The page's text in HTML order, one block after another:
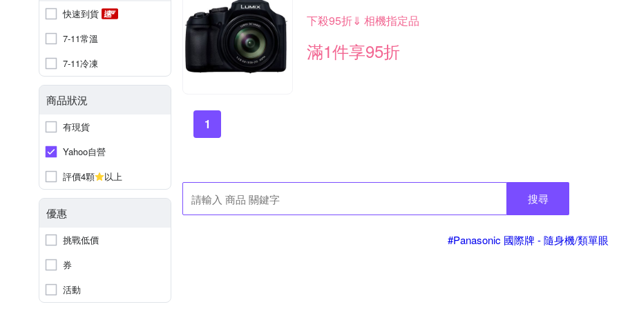
快速到貨
7-11常溫
7-11冷凍
商品狀況
有現貨
Yahoo自營
評價4顆
以上
優惠
挑戰低價
券
活動
下殺95折⇓ 相機指定品
滿1件享95折
1
搜尋
#Panasonic 國際牌 - 隨身機/類單眼